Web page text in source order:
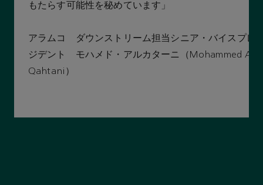
もたらす可能性を秘めています」
アラムコ ダウンストリーム担当シニア・バイスプレ
ジデント モハメド・アルカターニ（Mohammed Al
Qahtani）